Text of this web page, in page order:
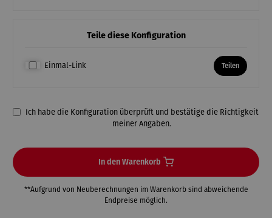
Teile diese Konfiguration
Einmal-Link Teilen
Ich habe die Konfiguration überprüft und bestätige die Richtigkeit
meiner Angaben.
In den Warenkorb
**Aufgrund von Neuberechnungen im Warenkorb sind abweichende
Endpreise möglich.